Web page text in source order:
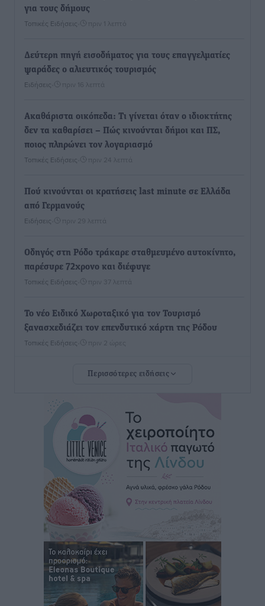
για τους δήμους
Τοπικές Ειδήσεις πριν 1 λεπτό
Δεύτερη πηγή εισοδήματος για τους επαγγελματίες
ψαράδες ο αλιευτικός τουρισμός
Ειδήσεις πριν 16 λεπτά
Ακαθάριστα οικόπεδα: Τι γίνεται όταν ο ιδιοκτήτης
δεν τα καθαρίσει – Πώς κινούνται δήμοι και ΠΣ,
ποιος πληρώνει τον λογαριασμό
Τοπικές Ειδήσεις πριν 24 λεπτά
Πού κινούνται οι κρατήσεις last minute σε Ελλάδα
από Γερμανούς
Ειδήσεις πριν 29 λεπτά
Οδηγός στη Ρόδο τράκαρε σταθμευμένο αυτοκίνητο,
παρέσυρε 72χρονο και διέφυγε
Τοπικές Ειδήσεις πριν 37 λεπτά
Το νέο Ειδικό Χωροταξικό για τον Τουρισμό
ξανασχεδιάζει τον επενδυτικό χάρτη της Ρόδου
Τοπικές Ειδήσεις πριν 2 ώρες
Γιάννης Βασιλάκης: «Η Πρωτοβάθμια Φροντίδα
τις δομές, δεν τις αποδυναμώνουμε»
Συνεντεύξεις πριν 2 ώρες
Ιδρυμα Ωνάση: Το όραμα πίσω από τα δύο νέα
σχολεία της Ρόδου
Συνεντεύξεις• πριν 2 ώρες
Μιχάλης Χουρδάκης: «Η χώρα χρειάζεται μια
αξιόπιστη εναλλακτική κυβερνητική πρόταση»
Συνεντεύξεις• πριν 2 ώρες
Σεβ. Μητροπολίτης Ρόδου κ. Κύριλλος: «Ο Αύγουστος
είναι ο μήνας της Παναγίας και η Θεία Λειτουργία η
καρδιά της ζωής της Εκκλησίας»
Περισσότερες ειδήσεις